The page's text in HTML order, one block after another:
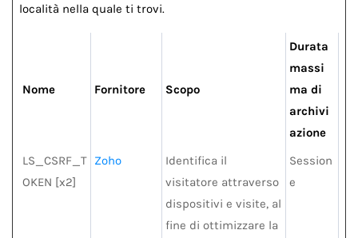
località nella quale ti trovi.
Nome Fornitore Scopo
Durata
massi
ma di
archivi
azione
LS_CSRF_T
OKEN [x2]
Zoho
Identifica il
visitatore attraverso
dispositivi e visite, al
fine di ottimizzare la
Session
e